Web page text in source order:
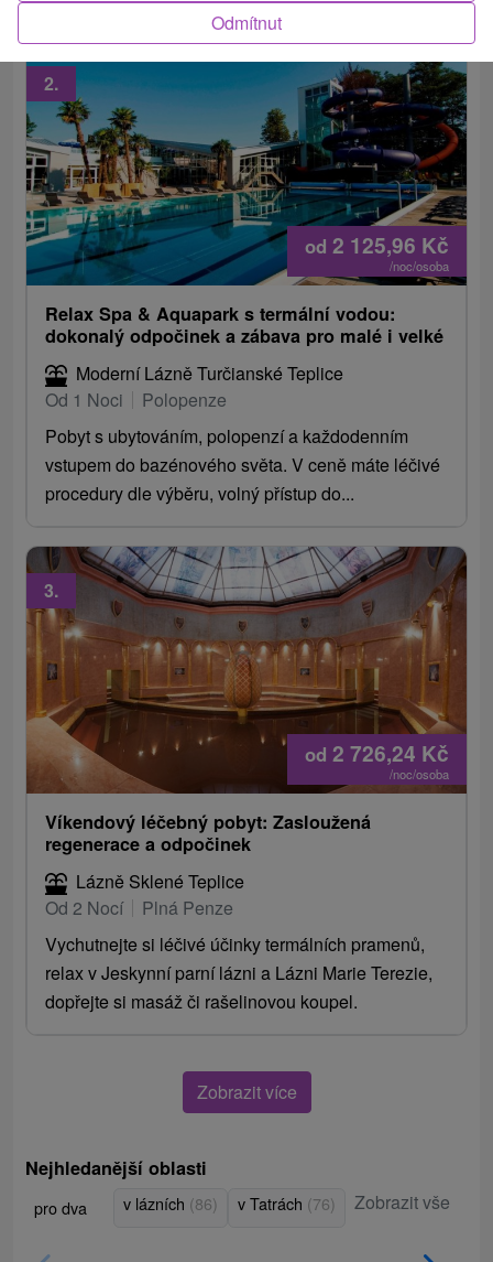
od 2 125,96 Kč
/noc/osoba
2.
Relax Spa & Aquapark s termální vodou:
dokonalý odpočinek a zábava pro malé i velké
Moderní Lázně Turčianské Teplice
Od 1 Noci
Polopenze
Pobyt s ubytováním, polopenzí a každodenním
vstupem do bazénového světa. V ceně máte léčivé
procedury dle výběru, volný přístup do...
od 2 726,24 Kč
/noc/osoba
3.
Víkendový léčebný pobyt: Zasloužená
regenerace a odpočinek
Lázně Sklené Teplice
Od 2 Nocí
Plná Penze
Vychutnejte si léčivé účinky termálních pramenů,
relax v Jeskynní parní lázni a Lázni Marie Terezie,
dopřejte si masáž či rašelinovou koupel.
Zobrazit více
Nejhledanější oblasti
pro dva v lázních (86) v Tatrách (76) Zobrazit vše
Odmítnut